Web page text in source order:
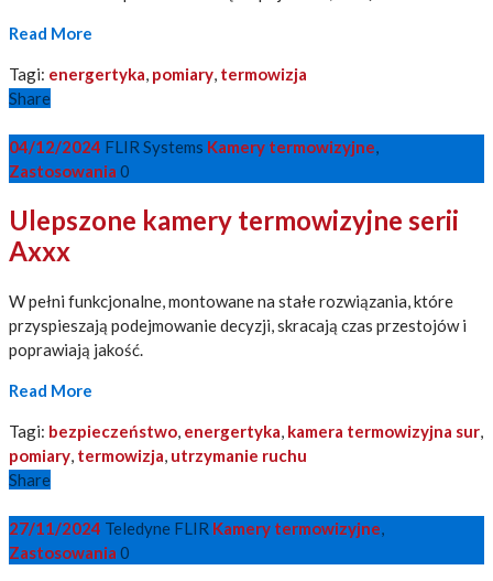
Read More
Tagi: energertyka, pomiary, termowizja
Share
04/12/2024 FLIR Systems Kamery termowizyjne,
Zastosowania 0
Ulepszone kamery termowizyjne serii
Axxx
W pełni funkcjonalne, montowane na stałe rozwiązania, które
przyspieszają podejmowanie decyzji, skracają czas przestojów i
poprawiają jakość.
Read More
Tagi: bezpieczeństwo, energertyka, kamera termowizyjna sur,
pomiary, termowizja, utrzymanie ruchu
Share
27/11/2024 Teledyne FLIR Kamery termowizyjne,
Zastosowania 0